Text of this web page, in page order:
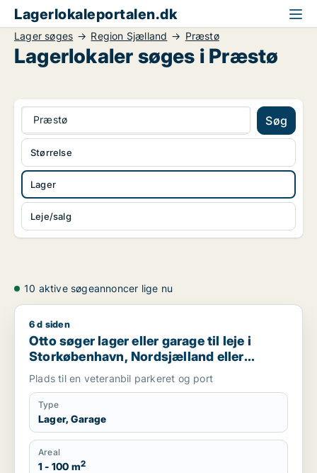
Lagerlokaleportalen.dk
Lager søges Region Sjælland Præstø
Lagerlokaler søges i Præstø
Præstø Søg
Lager
Leje/salg
Størrelse
10 aktive søgeannoncer lige nu
Otto søger lager eller garage til leje i Storkøbenhavn,
6 d siden
Otto søger lager eller garage til leje i
Storkøbenhavn, Nordsjælland eller
Region Sjælland
Plads til en veteranbil parkeret og port
Type
Lager, Garage
Areal
1 - 100 m2